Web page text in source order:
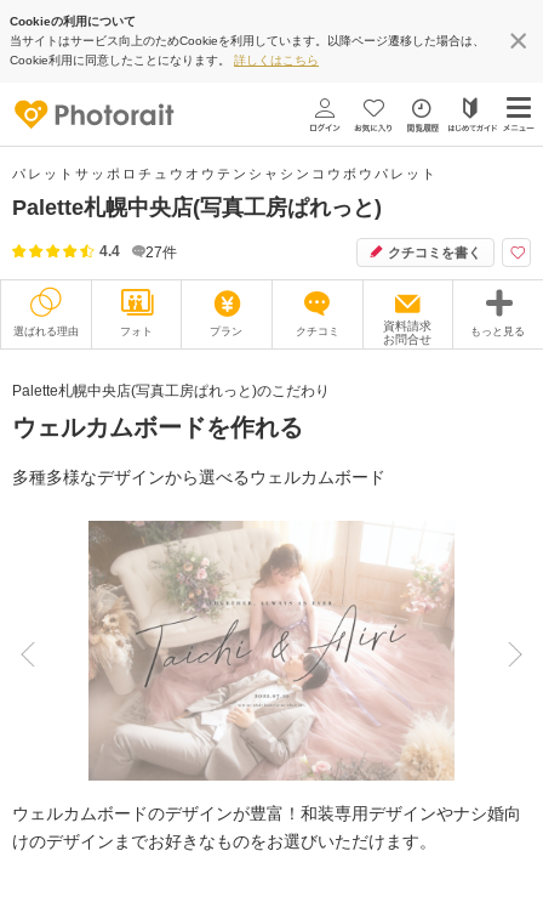
Cookieの利用について
当サイトはサービス向上のためCookieを利用しています。以降ページ遷移した場合は、
Cookie利用に同意したことになります。 詳しくはこちら
パレットサッポロチュウオウテンシャシンコウボウパレット
Palette札幌中央店(写真工房ぱれっと)
4.4 27件 クチコミを書く
選ばれる理由 フォト プラン クチコミ
資料請求
お問合せ
もっと見る
衣装
オプション ブログ
アクセス/TEL スタジオトップ
こだわりポイント
豊富なドレス
Palette札幌中央店(写真工房ぱれっと)のこだわり
ウェルカムボードを作れる
多種多様なデザインから選べるウェルカムボード
ウェルカムボードのデザインが豊富！和装専用デザインやナシ婚向
けのデザインまでお好きなものをお選びいただけます。